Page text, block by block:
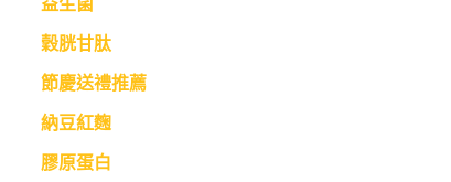
穀胱甘肽
節慶送禮推薦
納豆紅麴
膠原蛋白